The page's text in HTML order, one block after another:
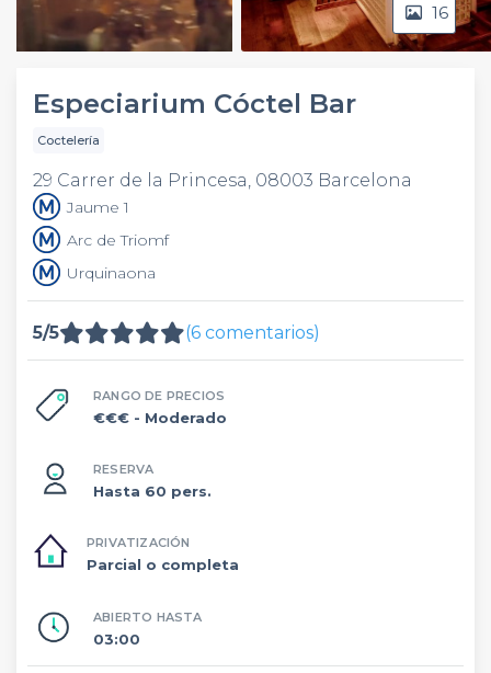
Video
16
Especiarium Cóctel Bar
Coctelería
29 Carrer de la Princesa, 08003 Barcelona
Jaume 1
Arc de Triomf
Urquinaona
5/5 (6 comentarios)
RANGO DE PRECIOS
€€€ - Moderado
RESERVA
Hasta 60 pers.
PRIVATIZACIÓN
Parcial o completa
ABIERTO HASTA
03:00